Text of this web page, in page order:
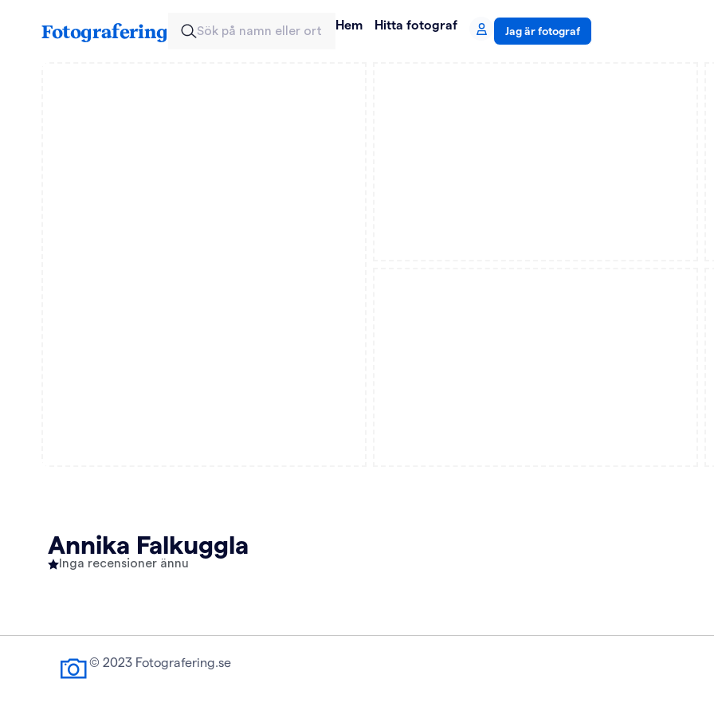
Fotografering Sök på namn eller ort Hem Hitta fotograf Jag är fotograf
Annika Falkuggla
Inga recensioner ännu
© 2023 Fotografering.se